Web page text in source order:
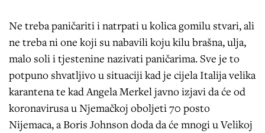
Ne treba paničariti i natrpati u kolica gomilu stvari, ali
ne treba ni one koji su nabavili koju kilu brašna, ulja,
malo soli i tjestenine nazivati paničarima. Sve je to
potpuno shvatljivo u situaciji kad je cijela Italija velika
karantena te kad Angela Merkel javno izjavi da će od
koronavirusa u Njemačkoj oboljeti 70 posto
Nijemaca, a Boris Johnson doda da će mnogi u Velikoj